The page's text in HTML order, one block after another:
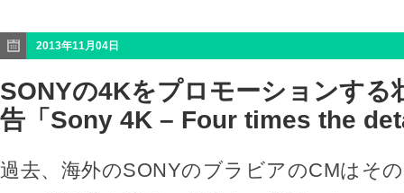
2013年11月04日
SONYの4Kをプロモーションする
告「Sony 4K – Four times the
過去、海外のSONYのブラビアのCMはそ